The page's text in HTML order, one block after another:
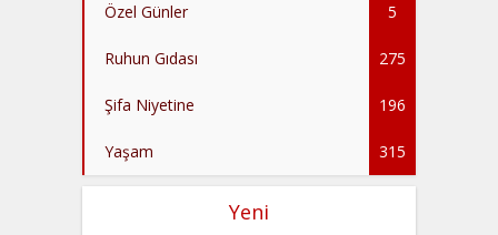
Özel Günler 5
Ruhun Gıdası 275
Şifa Niyetine 196
Yaşam 315
Yeni